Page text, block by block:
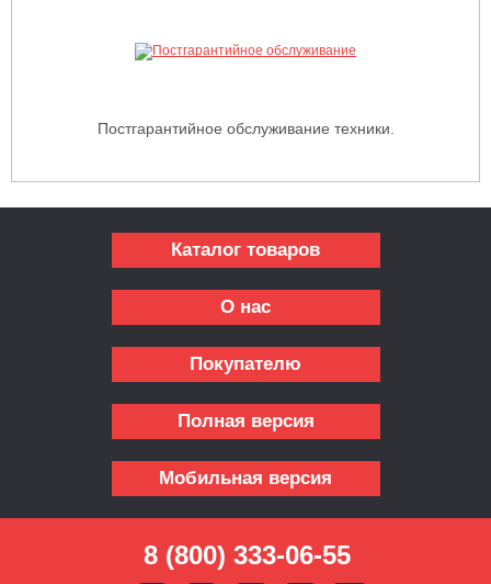
Постгарантийное обслуживание техники.
Каталог товаров
О нас
Покупателю
Полная версия
Мобильная версия
8 (800) 333-06-55